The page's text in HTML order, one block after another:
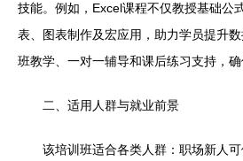
技能。例如，Excel课程不仅教授基础公
表、图表制作及宏应用，助力学员提升
班教学、一对一辅导和课后练习支持，确
二、适用人群与就业前景
该培训班适合各类人群：职场新人